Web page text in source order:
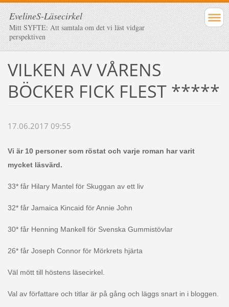
EvelineS-Läsecirkel
Mitt SYFTE: Att samtala om det vi läst vidgar
perspektiven
VILKEN AV VÅRENS
BÖCKER FICK FLEST *****
17.06.2017 09:55
Vi är 10 personer som röstat och varje roman har varit
mycket läsvärd.
33* får Hilary Mantel för Skuggan av ett liv
32* får Jamaica Kincaid för Annie John
30* får Henning Mankell för Svenska Gummistövlar
26* får Joseph Connor för Mörkrets hjärta
Väl mött till höstens läsecirkel.
Val av författare och titlar är på gång och läggs snart in i bloggen.